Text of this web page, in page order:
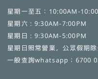
星期一至五：10:00AM-
星期六 : 9:30AM-7:00PM
星期日 : 9:30AM-5:00PM
星期日照常營業，公眾假期
一般查詢whatsapp：6700